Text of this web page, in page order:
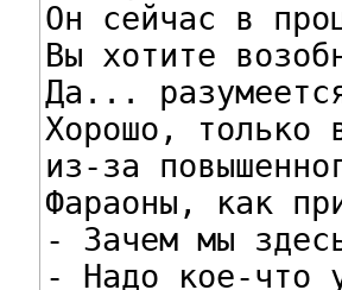
Он сейчас в
Вы хотите
Да...
Хорошо, только
из-за
Фараоны, как
- Зачем мы
- Надо кое-что